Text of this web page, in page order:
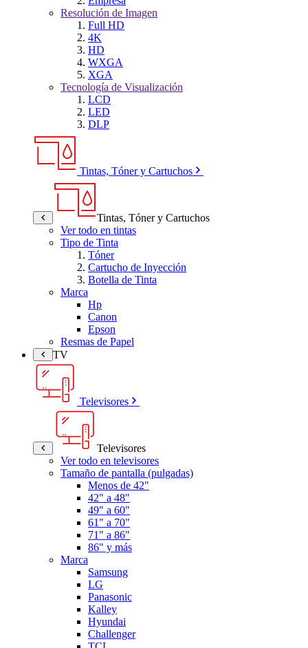
Resolución de Imagen
Full HD
4K
HD
WXGA
XGA
Tecnología de Visualización
LCD
LED
DLP
Tintas, Tóner y Cartuchos
Tintas, Tóner y Cartuchos
Ver todo en tintas
Tipo de Tinta
Tóner
Cartucho de Inyección
Botella de Tinta
Marca
Hp
Canon
Epson
Resmas de Papel
TV
Televisores
Televisores
Ver todo en televisores
Tamaño de pantalla (pulgadas)
Menos de 42"
42" a 48"
49" a 60"
61" a 70"
71" a 86"
86" y más
Marca
Samsung
LG
Panasonic
Kalley
Hyundai
Challenger